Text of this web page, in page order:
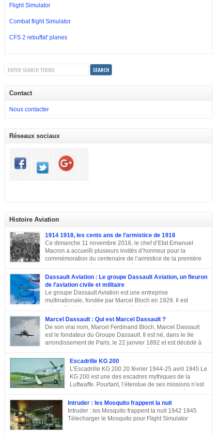
Flight Simulator
Combat flight Simulator
CFS 2 rebuffat' planes
Contact
Nous contacter
Réseaux sociaux
Histoire Aviation
1914 1918, les cents ans de l’armistice de 1918
Ce dimanche 11 novembre 2018, le chef d’Etat Emanuel
Macron a accueilli plusieurs invités d’honneur pour la
commémoration du centenaire de l’armistice de la première
et dirigeants ont célébré la cérémonie des cents ans de l’armistice de 1918.
Après une semaine mémorielle les célébrations se sont poursuivies par
une commémoraison à l’Arc de triomphe et un discours du président
Emmanuel Macron.
Dassault Aviation : Le groupe Dassault Aviation, un fleuron
de l’aviation civile et militaire
Le groupe Dassault Aviation est une entreprise
multinationale, fondée par Marcel Bloch en 1929. Il est
aujourd’hui, la seule entreprise d’aviation au monde, encore
entre les mains de la famille de son fondateur et qui porte encore son nom,
Marcel Bloch ayant changé son nom en Dassault en 1946. Retour sur le
parcours de ce fleuron de l’aviation civile et militaire. De la première guerre
mondiale à la Course aux Armements Au début de la première guerre
mondiale, Marcel Bloch a créé la Société d’études aéronautiques avec son
Marcel Dassault : Qui est Marcel Dassault ?
De son vrai nom, Marcel Ferdinand Bloch, Marcel Dassault
est le fondateur du Groupe Dassault. Il est né, dans le 9e
arrondissement de Paris, le 22 janvier 1892 et est décédé à
Neuilly-sur-Seine, le 17 avril 1986. Ingénieur de talent, il a
également été un entrepreneur et un homme politique français. Enfance et
famille de Marcel Dassault Dernier enfant d’Adolphe Bloch et de Noémie
Allatini, Marcel avait trois frères ainés. Le premier est mort à son jeune âge,
le second, Darius Paul Bloch est devenu générale d’armée et le troisième,
René était chirurgien à Paris avant d’être exécuté en déportation […]
Escadrille KG 200
L’Escadrille KG 200 20 février 1944-25 avril 1945 Le
KG 200 est une des escadres mythiques de la
Luftwaffe. Pourtant, l’étendue de ses missions n’est
pas toujours connue, et cette escadre peut évoquer
des missions très différentes selon les centres d’intérêts : patrouille
maritime, Mistel ou missions secrètes. Partons du commencement : le nom.
La désignation KG 200, KampfGeschwader 200, signifie littéralement »
escadre de combat n°200 « . » Escadre de combat « , c’est un peu vague.
Donc il n’y a pas a priori de limites aux missions du KG 200, sous cette
Intruder : les Mosquito frappent la nuit
Intruder : les Mosquito frappent la nuit 1942 1945
Télecharger le Mosquito pour Flight Simulator